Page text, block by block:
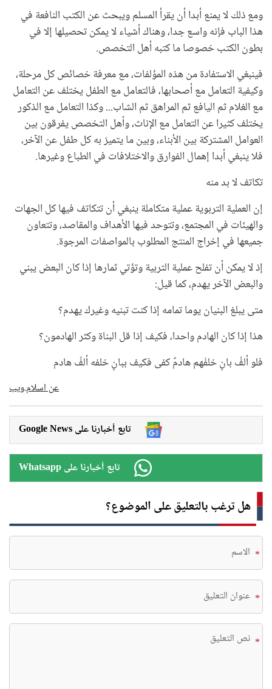
ومع ذلك لا يمنع أبدا أن يقرأ المسلم ويبحث عن الكتب النافعة في
هذا الباب فإنه واسع جدا، وهناك أشياء لا يمكن تحصيلها إلا في
بطون الكتب خصوصا ما كتبه أهل التخصص.
فينبغي الاستفادة من هذه المؤلفات، مع معرفة خصائص كل مرحلة،
وكيفية التعامل مع أصحابها، فالتعامل مع الطفل يختلف عن التعامل
مع الغلام ثم اليافع ثم المراهق ثم الشاب... وكذا التعامل مع الذكور
يختلف كثيرا عن التعامل مع الإناث، وأهل التخصص يفرقون بين
العوامل المشتركة بين الأبناء، وبين ما يتميز به كل طفل عن الآخر،
فلا ينبغي أبدا إهمال الفوارق والاختلافات في الطباع وغيرها.
تكاتف لا بد منه
إن العملية التربوية عملية متكاملة ينبغي أن تتكاتف فيها كل الجهات
والهيئات في المجتمع، وتتوحد فيها الأهداف والمقاصد، وتتعاون
جميعها في إخراج المنتج المطلوب بالمواصفات المرجوة.
إذ لا يمكن أن تفلح عملية التربية وتؤتي ثمارها إذا كان البعض يبني
والبعض الآخر يهدم، كما قيل:
متى يبلغ البنيان يوما تمامه إذا كنت تبنيه وغيرك يهدم؟
هذا إذا كان الهادم واحدا، فكيف إذا قل البناة وكثر الهادمون؟
فلو ألفُ بانٍ خلفَهم هادمٌ كفى فكيف ببانٍ خلفه ألفُ هادم
عن اسلام.ويب
Google News تابع أخبارنا على
Whatsapp تابع أخبارنا على
هل ترغب بالتعليق على الموضوع؟
*
*
*